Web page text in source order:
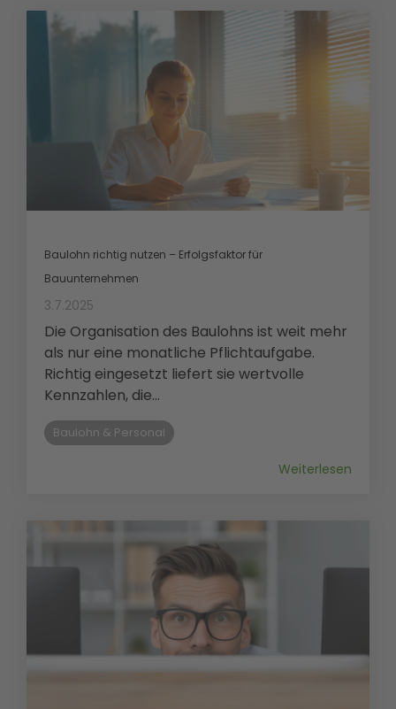
Baulohn richtig nutzen – Erfolgsfaktor für
Bauunternehmen
3.7.2025
Die Organisation des Baulohns ist weit mehr
als nur eine monatliche Pflichtaufgabe.
Richtig eingesetzt liefert sie wertvolle
Kennzahlen, die...
Baulohn & Personal
Weiterlesen